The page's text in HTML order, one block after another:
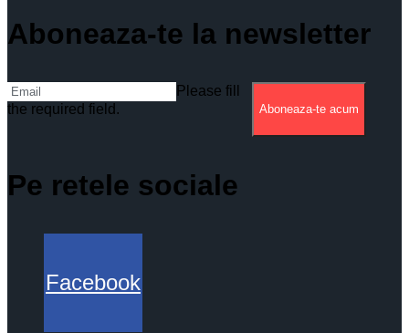
Aboneaza-te la newsletter
Please fill
the required field.
Aboneaza-te acum
Pe retele sociale
Facebook